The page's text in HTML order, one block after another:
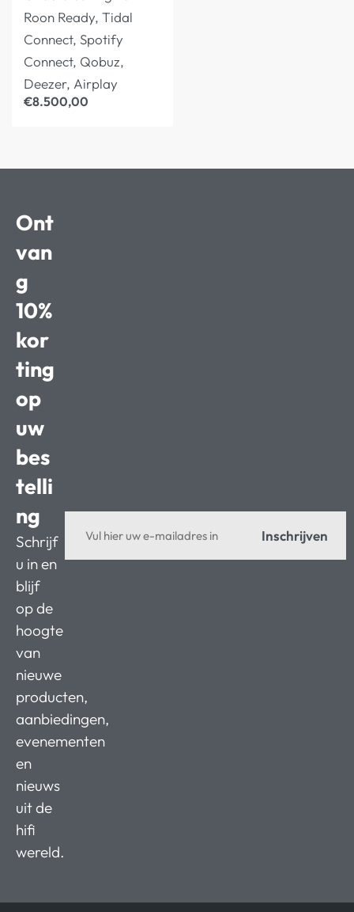
€8.500,00
Roon Ready, Tidal
Connect, Spotify
Connect, Qobuz,
Deezer, Airplay
Ont
van
g
10%
kor
ting
op
uw
bes
telli
ng
Schrijf
u in en
blijf
op de
hoogte
van
nieuwe
producten,
aanbiedingen,
evenementen
en
nieuws
uit de
hifi
wereld.
Inschrijven